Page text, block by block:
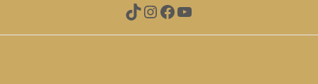
TikTok
Instagram
Facebook
YouTube